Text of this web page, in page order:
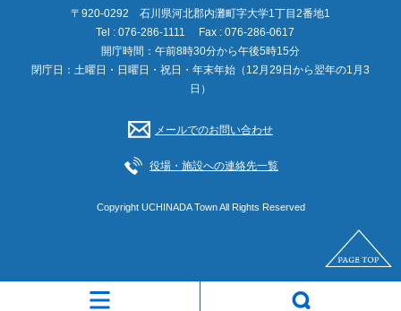
〒920-0292 石川県河北郡内灘町字大学1丁目2番地1
Tel : 076-286-1111
Fax : 076-286-0617
開庁時間：午前8時30分から午後5時15分
閉庁日：土曜日・日曜日・祝日・年末年始（12月29日から翌年の1月3
日）
メールでのお問い合わせ
役場・施設への連絡先一覧
Copyright UCHINADA Town All Rights Reserved